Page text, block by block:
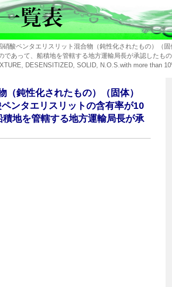
硝酸ペンタエリスリット混合物（鈍性化されたもの）（
あって、船積地を管轄する地方運輸局長が承認したも
DESENSITIZED, SOLID, N.O.S.with more than
鈍性化されたもの）（固体）
ンタエリスリットの含有率が10
地を管轄する地方運輸局長が承